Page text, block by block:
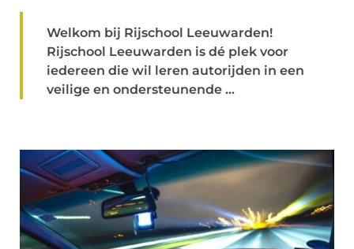
Welkom bij Rijschool Leeuwarden!
Rijschool Leeuwarden is dé plek voor
iedereen die wil leren autorijden in een
veilige en ondersteunende ...